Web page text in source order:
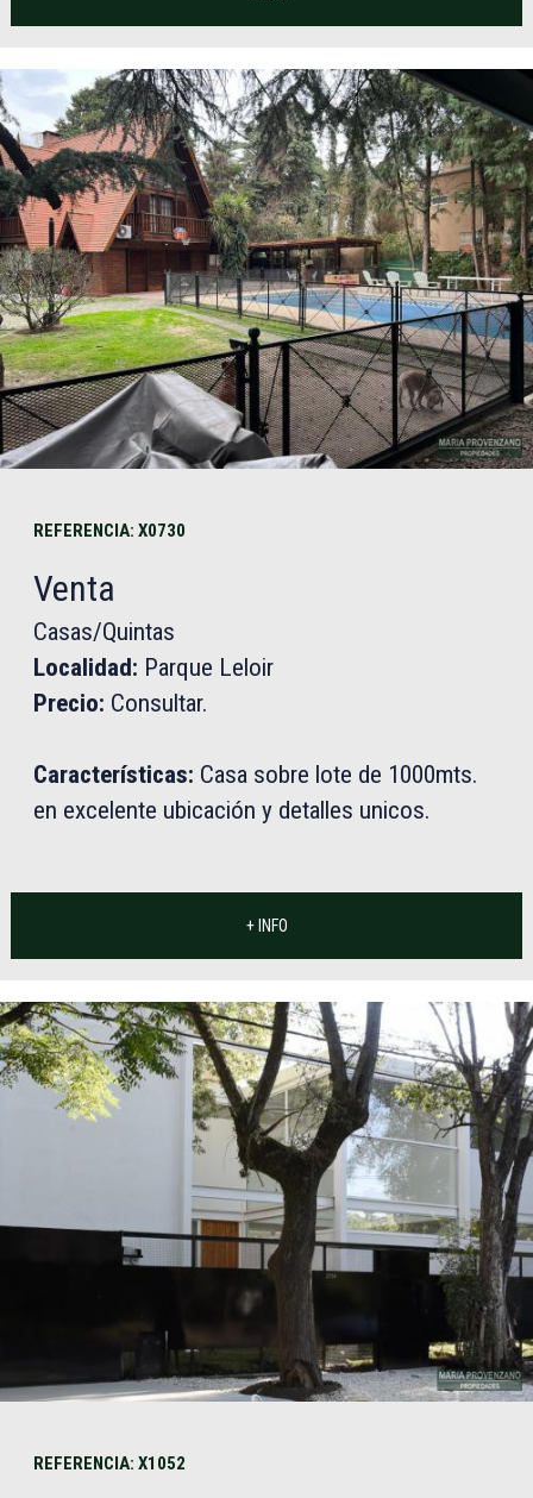
REFERENCIA: X0730
Venta
Casas/Quintas
Localidad: Parque Leloir
Precio: Consultar.
Características: Casa sobre lote de 1000mts.
en excelente ubicación y detalles unicos.
+ INFO
REFERENCIA: X1052